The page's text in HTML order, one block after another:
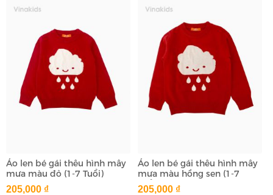
Áo len bé gái thêu hình mây
mưa màu đỏ (1-7 Tuổi)
205,000 ₫
Áo len bé gái thêu hình mây
mưa màu hồng sen (1-7
Tuổi)
205,000 ₫